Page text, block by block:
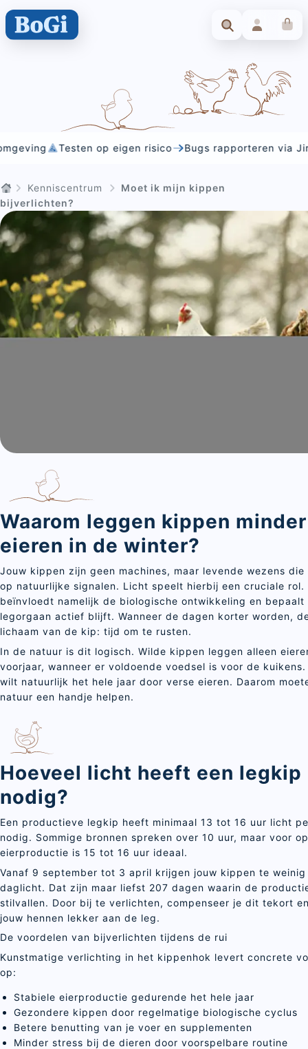
Testen op eigen risico Bugs rapporteren via Jira
Kenniscentrum
Moet ik mijn kippen
bijverlichten?
Waarom leggen kippen minder
eieren in de winter?
Jouw kippen zijn geen machines, maar levende wezens die
op natuurlijke signalen. Licht speelt hierbij een cruciale rol.
beïnvloedt namelijk de biologische ontwikkeling en bepaalt
legorgaan actief blijft. Wanneer de dagen korter worden,
lichaam van de kip: tijd om te rusten.
In de natuur is dit logisch. Wilde kippen leggen alleen
voorjaar, wanneer er voldoende voedsel is voor de
wilt natuurlijk het hele jaar door verse eieren. Daarom
natuur een handje helpen.
Hoeveel licht heeft een legkip
nodig?
Een productieve legkip heeft minimaal 13 tot 16 uur licht
nodig. Sommige bronnen spreken over 10 uur, maar voor
eierproductie is 15 tot 16 uur ideaal.
Vanaf 9 september tot 3 april krijgen jouw kippen te
daglicht. Dat zijn maar liefst 207 dagen waarin de
stilvallen. Door bij te verlichten, compenseer je dit tekort
jouw hennen lekker aan de leg.
De voordelen van bijverlichten tijdens de rui
Kunstmatige verlichting in het kippenhok levert concrete
op:
Stabiele eierproductie gedurende het hele jaar
Gezondere kippen door regelmatige biologische cyclus
Betere benutting van je voer en supplementen
Minder stress bij de dieren door voorspelbare routine